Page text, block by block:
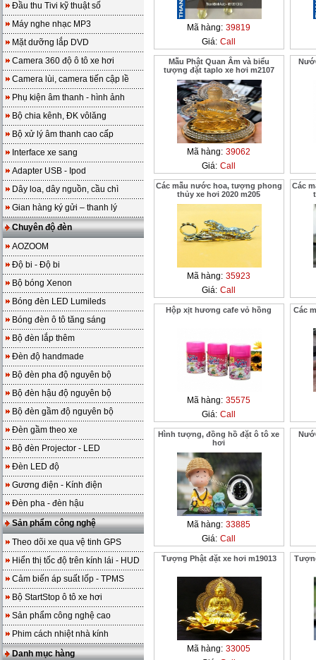
Đầu thu Tivi kỹ thuật số
Máy nghe nhạc MP3
Mặt dưỡng lắp DVD
Camera 360 độ ô tô xe hơi
Camera lùi, camera tiến cập lề
Phụ kiện âm thanh - hình ảnh
Bộ chia kênh, ĐK vôlăng
Bộ xử lý âm thanh cao cấp
Interface xe sang
Adapter USB - Ipod
Dây loa, dây nguồn, cầu chì
Gian hàng ký gửi – thanh lý
Chuyên độ đèn
AOZOOM
Độ bi - Độ bi
Bộ bóng Xenon
Bóng đèn LED Lumileds
Bóng đèn ô tô tăng sáng
Bộ đèn lắp thêm
Đèn độ handmade
Bộ đèn pha độ nguyên bộ
Bộ đèn hậu độ nguyên bộ
Bộ đèn gầm độ nguyên bộ
Đèn gầm theo xe
Bộ đèn Projector - LED
Đèn LED độ
Gương điện - Kính điện
Đèn pha - đèn hậu
Sản phẩm công nghệ
Theo dõi xe qua vệ tinh GPS
Hiển thị tốc độ trên kính lái - HUD
Cảm biến áp suất lốp - TPMS
Bộ StartStop ô tô xe hơi
Sản phẩm công nghệ cao
Phim cách nhiệt nhà kính
Danh mục hàng
Mã hàng: 39819
Giá: Call
Mẫu Phật Quan Âm và biểu
tượng đặt taplo xe hơi m2107
Mã hàng: 39062
Giá: Call
Các mẫu nước hoa, tượng phong
thủy xe hơi 2020 m205
Mã hàng: 35923
Giá: Call
Các
Hộp xịt hương cafe vỏ hồng
Mã hàng: 35575
Giá: Call
Các
Hình tượng, đồng hồ đặt ô tô xe
hơi
Mã hàng: 33885
Giá: Call
Tượng Phật đặt xe hơi m19013
Mã hàng: 33005